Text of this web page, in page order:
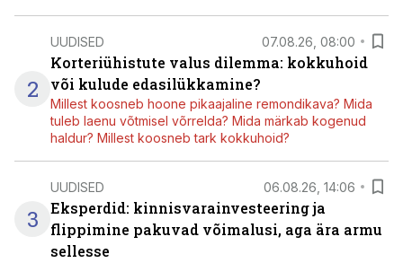
2
UUDISED 07.08.26, 08:00
Korteriühistute valus dilemma: kokkuhoid
või kulude edasilükkamine?
Millest koosneb hoone pikaajaline remondikava? Mida
tuleb laenu võtmisel võrrelda? Mida märkab kogenud
haldur? Millest koosneb tark kokkuhoid?
3
UUDISED 06.08.26, 14:06
Eksperdid: kinnisvarainvesteering ja
flippimine pakuvad võimalusi, aga ära armu
sellesse